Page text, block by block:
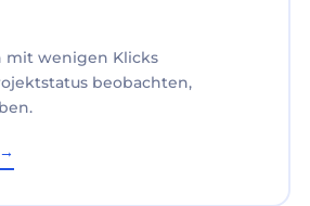
mit wenigen Klicks
beobachten,